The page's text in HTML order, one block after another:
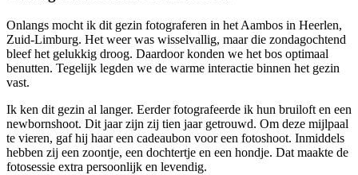
Onlangs mocht ik dit gezin fotograferen in het Aambos in Heerlen,
Zuid-Limburg. Het weer was wisselvallig, maar die zondagochtend
bleef het gelukkig droog. Daardoor konden we het bos optimaal
benutten. Tegelijk legden we de warme interactie binnen het gezin
vast.
Ik ken dit gezin al langer. Eerder fotografeerde ik hun bruiloft en een
newbornshoot. Dit jaar zijn zij tien jaar getrouwd. Om deze mijlpaal
te vieren, gaf hij haar een cadeaubon voor een fotoshoot. Inmiddels
hebben zij een zoontje, een dochtertje en een hondje. Dat maakte de
fotosessie extra persoonlijk en levendig.